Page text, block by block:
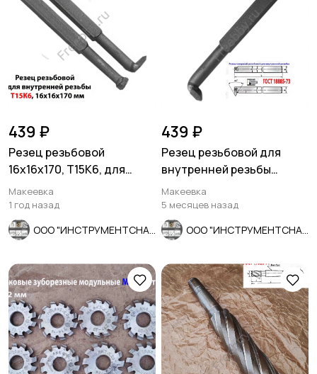
439 ₽
Резец резьбовой
16х16х170, Т15К6, для
внутренней резьбы, 2662-
0005.
Макеевка
1 год назад
439 ₽
Резец резьбовой для
внутренней резьбы
16х16х170, Т5К10, 2662-
0005,.
Макеевка
5 месяцев назад